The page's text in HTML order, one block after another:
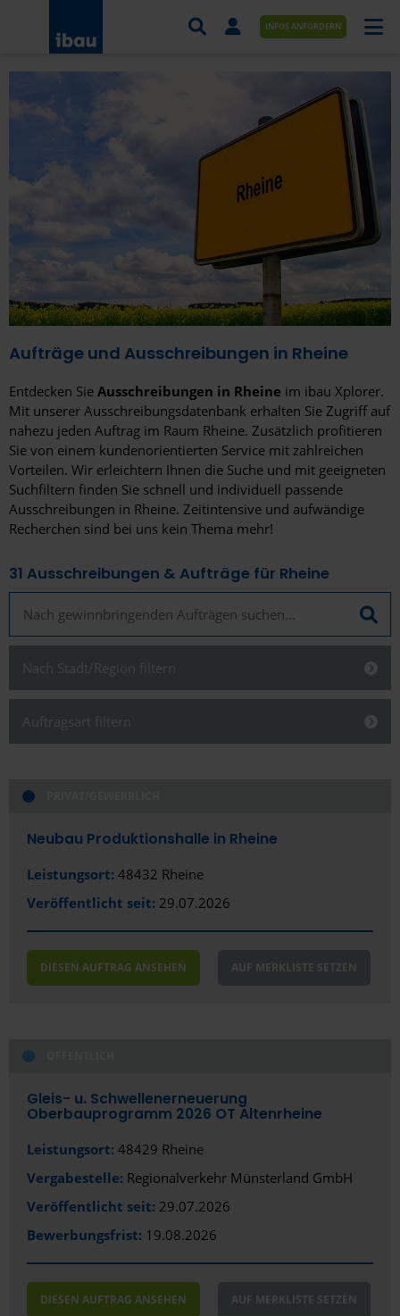
AUFTRÄGE NACH BRANCHE
AUFTRÄGE NACH ORT
SERVICES UND LEISTUNGEN
AKADEMIE
ÜBER UNS
KONTAKT
INFOS ANFORDERN
Aufträge und Ausschreibungen in Rheine
Entdecken Sie Ausschreibungen in Rheine im ibau Xplorer.
Mit unserer Ausschreibungsdatenbank erhalten Sie Zugriff auf
nahezu jeden Auftrag im Raum Rheine. Zusätzlich profitieren
Sie von einem kundenorientierten Service mit zahlreichen
Vorteilen. Wir erleichtern Ihnen die Suche und mit geeigneten
Suchfiltern finden Sie schnell und individuell passende
Ausschreibungen in Rheine. Zeitintensive und aufwändige
Recherchen sind bei uns kein Thema mehr!
31 Ausschreibungen & Aufträge für Rheine
Nach Stadt/Region filtern
Alles anzeigen
Stadt
Rheine
Bundesland
Auftragsart filtern
Alles anzeigen
Öffentlich
Privat/Gewerblich
Neubau Produktionshalle in Rheine
Leistungsort: 48432 Rheine
Veröffentlicht seit: 29.07.2026
DIESEN AUFTRAG ANSEHEN AUF MERKLISTE SETZEN
Gleis- u. Schwellenerneuerung
Oberbauprogramm 2026 OT Altenrheine
Leistungsort: 48429 Rheine
Vergabestelle: Regionalverkehr Münsterland GmbH
Veröffentlicht seit: 29.07.2026
Bewerbungsfrist: 19.08.2026
DIESEN AUFTRAG ANSEHEN AUF MERKLISTE SETZEN